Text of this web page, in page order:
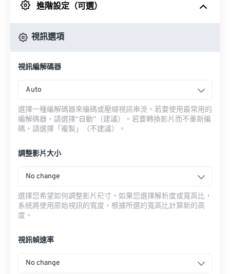
來自 Google 雲端硬碟
進階設定（可選）
視訊選項
視訊編解碼器
Auto
選擇一種編解碼器來編碼或壓縮視訊串流。若要使用最常用的
編解碼器，請選擇“自動”（建議）。若要轉換影片而不重新編
碼，請選擇「複製」（不建議）。
調整影片大小
No change
選擇您希望如何調整影片尺寸。如果您選擇解析度或寬高比，
系統將使用原始視訊的寬度，根據所選的寬高比計算新的高
度。
視訊幀速率
No change